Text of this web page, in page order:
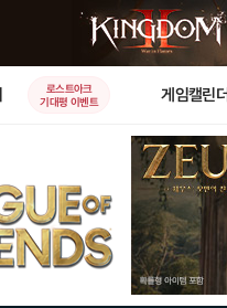
로스트아크
기대평 이벤트
게임캘린더